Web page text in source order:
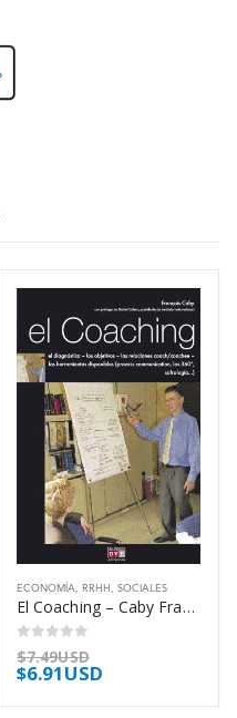
ECONOMÍA, RRHH , SOCIALES
El Coaching – Caby Francois
0out of 5
$7.49USD
$6.91USD